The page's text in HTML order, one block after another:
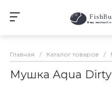
Ваш
Главная / Каталог товаров /
Мушка Aqua Dirty